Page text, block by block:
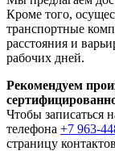
Кроме того,
транспортные
расстояния и
рабочих дней.
Рекомендуем
Чтобы записаться
телефона +7 963-
страницу